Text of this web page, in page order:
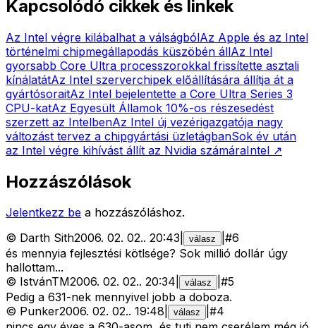
Kapcsolódó cikkek és linkek
Az Intel végre kilábalhat a válságbólAz Apple és az Intel
történelmi chipmegállapodás küszöbén állAz Intel
gyorsabb Core Ultra processzorokkal frissítette asztali
kínálatátAz Intel szerverchipek előállítására állítja át a
gyártósoraitAz Intel bejelentette a Core Ultra Series 3
CPU-katAz Egyesült Államok 10%-os részesedést
szerzett az IntelbenAz Intel új vezérigazgatója nagy
változást tervez a chipgyártási üzletágbanSok év után
az Intel végre kihívást állít az Nvidia számáraIntel ↗
Hozzászólások
Jelentkezz be a hozzászóláshoz.
© Darth Sith2006. 02. 02.. 20:43 válasz #6
és mennyia fejlesztési kötlsége? Sok millió dollár úgy
hallottam...
© IstvánTM2006. 02. 02.. 20:34 válasz #5
Pedig a 631-nek mennyivel jobb a doboza.
© Punker2006. 02. 02.. 19:48 válasz #4